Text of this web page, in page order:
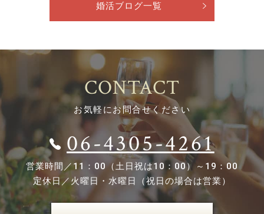
婚活ブログ一覧
CONTACT
お気軽にお問合せください
06-4305-4261
営業時間／ 11：00（土日祝は10：00）～19：00
定休日／火曜日・水曜日（祝日の場合は営業）